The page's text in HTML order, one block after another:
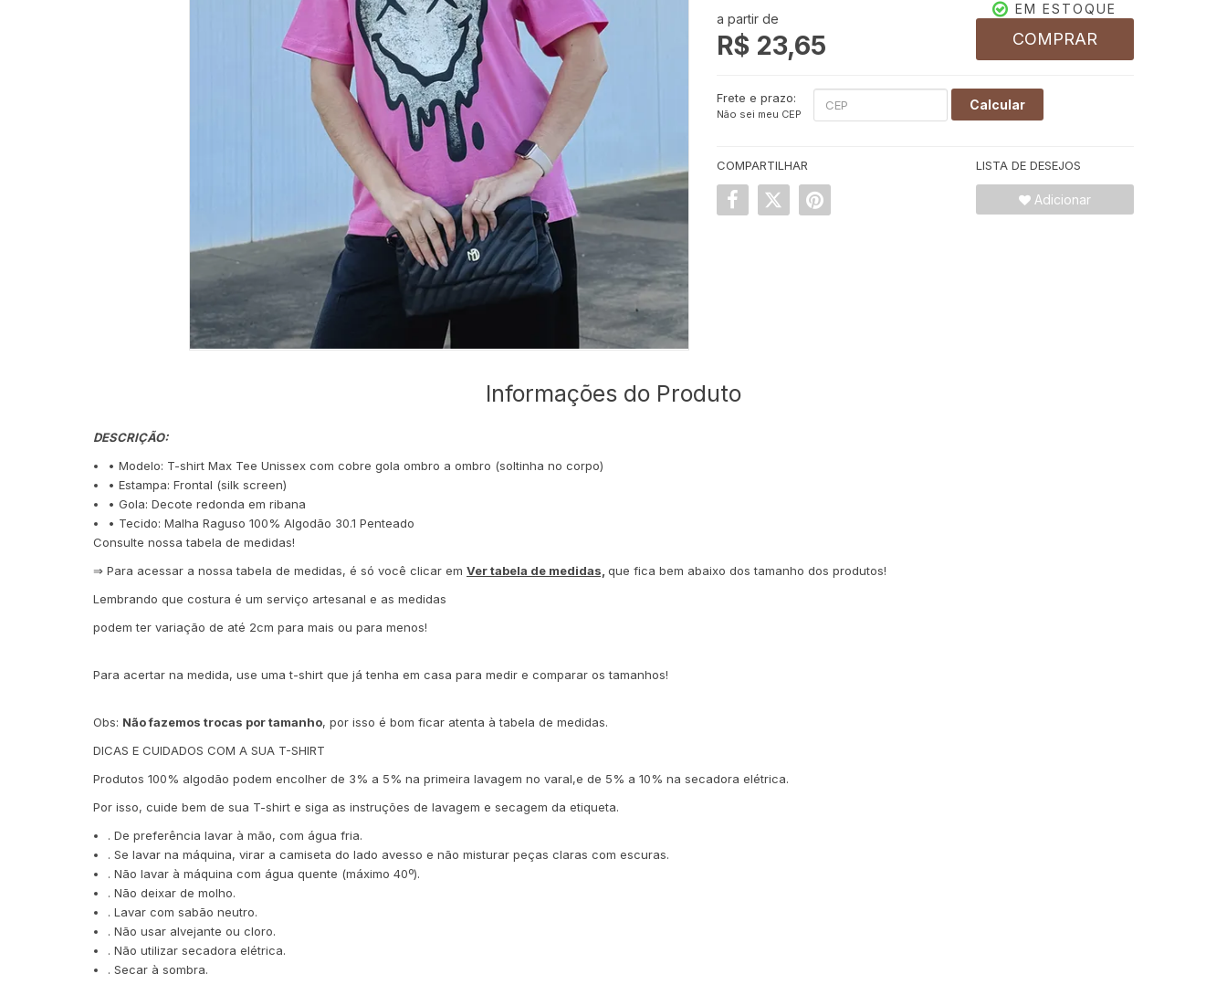
G2
a partir de
R$ 23,65
EM ESTOQUE
COMPRAR
Frete e prazo:
Não sei meu CEP
Calcular
COMPARTILHAR LISTA DE DESEJOS
Adicionar
Informações do Produto
DESCRIÇÃO:
• Modelo: T-shirt Max Tee Unissex com cobre gola ombro a ombro (soltinha no corpo)
• Estampa: Frontal (silk screen)
• Gola: Decote redonda em ribana
• Tecido: Malha Raguso 100% Algodão 30.1 Penteado
Consulte nossa tabela de medidas!
⇒ Para acessar a nossa tabela de medidas, é só você clicar em Ver tabela de medidas, que fica bem abaixo dos tamanho dos produtos!
Lembrando que costura é um serviço artesanal e as medidas
podem ter variação de até 2cm para mais ou para menos!
Para acertar na medida, use uma t-shirt que já tenha em casa para medir e comparar os tamanhos!
Obs: Não fazemos trocas por tamanho, por isso é bom ficar atenta à tabela de medidas.
DICAS E CUIDADOS COM A SUA T-SHIRT
Produtos 100% algodão podem encolher de 3% a 5% na primeira lavagem no varal,e de 5% a 10% na secadora elétrica.
Por isso, cuide bem de sua T-shirt e siga as instruções de lavagem e secagem da etiqueta.
. De preferência lavar à mão, com água fria.
. Se lavar na máquina, virar a camiseta do lado avesso e não misturar peças claras com escuras.
. Não lavar à máquina com água quente (máximo 40º).
. Não deixar de molho.
. Lavar com sabão neutro.
. Não usar alvejante ou cloro.
. Não utilizar secadora elétrica.
. Secar à sombra.